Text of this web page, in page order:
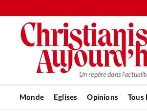
Un repère dans
Monde Eglises Opinions Tous